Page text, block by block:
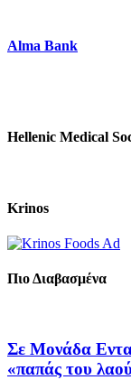
Alma Bank
Hellenic Medical
Krinos
Πιο Διαβασμένα
Σε Μονάδα
«παπάς του